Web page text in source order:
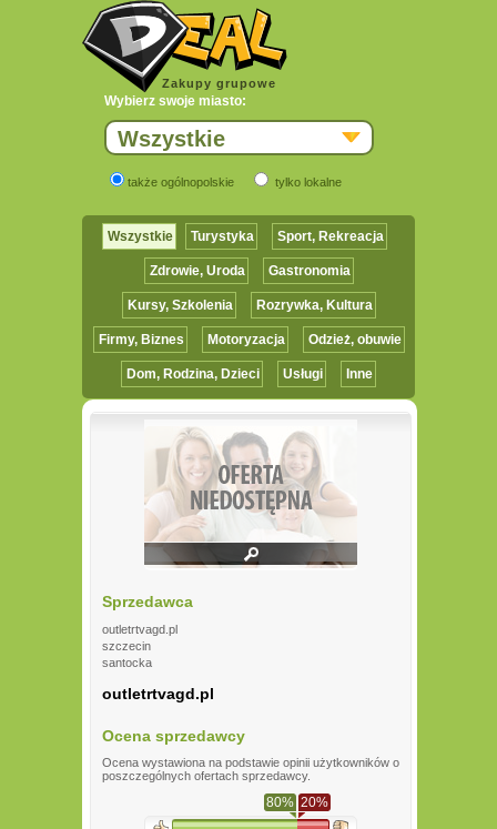
Zakupy grupowe
Wybierz swoje miasto:
Wszystkie
także ogólnopolskie tylko lokalne
Wszystkie Turystyka Sport, Rekreacja
Zdrowie, Uroda Gastronomia
Kursy, Szkolenia Rozrywka, Kultura
Firmy, Biznes Motoryzacja Odzież, obuwie
Dom, Rodzina, Dzieci Usługi Inne
Sprzedawca
outletrtvagd.pl
szczecin
santocka
outletrtvagd.pl
Ocena sprzedawcy
Ocena wystawiona na podstawie opinii użytkowników o
poszczególnych ofertach sprzedawcy.
80% 20%